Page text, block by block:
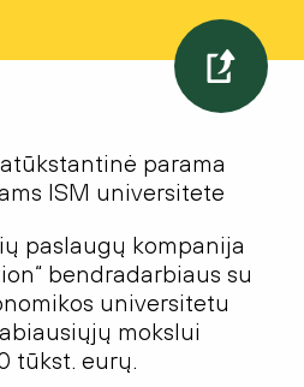
parama
ISM universitete
paslaugų kompanija
bendradarbiaus su
universitetu
mokslui
tūkst. eurų.